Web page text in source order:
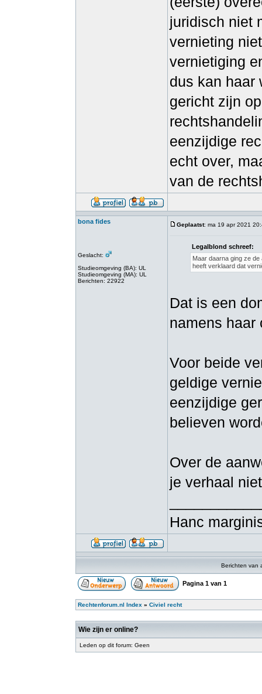
juridisch niet
vernieting
vernietiging
dus kan haar
gericht zijn
eenzijdige
echt over,
van de
bona fides
Geslacht:
Studieomgeving (BA): UL
Studieomgeving (MA): UL
Berichten: 22922
Geplaatst: ma 19 apr 2021
Legalblond schreef:
Maar daarna ging ze
heeft verklaard dat
Dat is een
namens haar
Voor beide
geldige
eenzijdige
believen
Over de
je verhaal
Hanc
Berichten van
Pagina 1 van 1
Rechtenforum.nl Index » Civiel recht
Wie zijn er online?
Leden op dit forum: Geen